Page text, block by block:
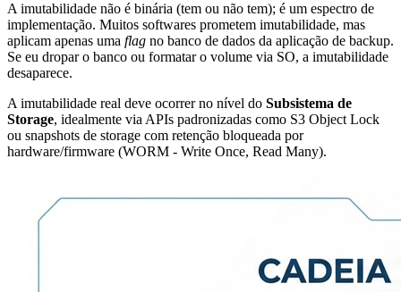
A imutabilidade não é binária (tem ou não tem); é um espectro de
implementação. Muitos softwares prometem imutabilidade, mas
aplicam apenas uma flag no banco de dados da aplicação de backup.
Se eu dropar o banco ou formatar o volume via SO, a imutabilidade
desaparece.
A imutabilidade real deve ocorrer no nível do Subsistema de
Storage, idealmente via APIs padronizadas como S3 Object Lock
ou snapshots de storage com retenção bloqueada por
hardware/firmware (WORM - Write Once, Read Many).